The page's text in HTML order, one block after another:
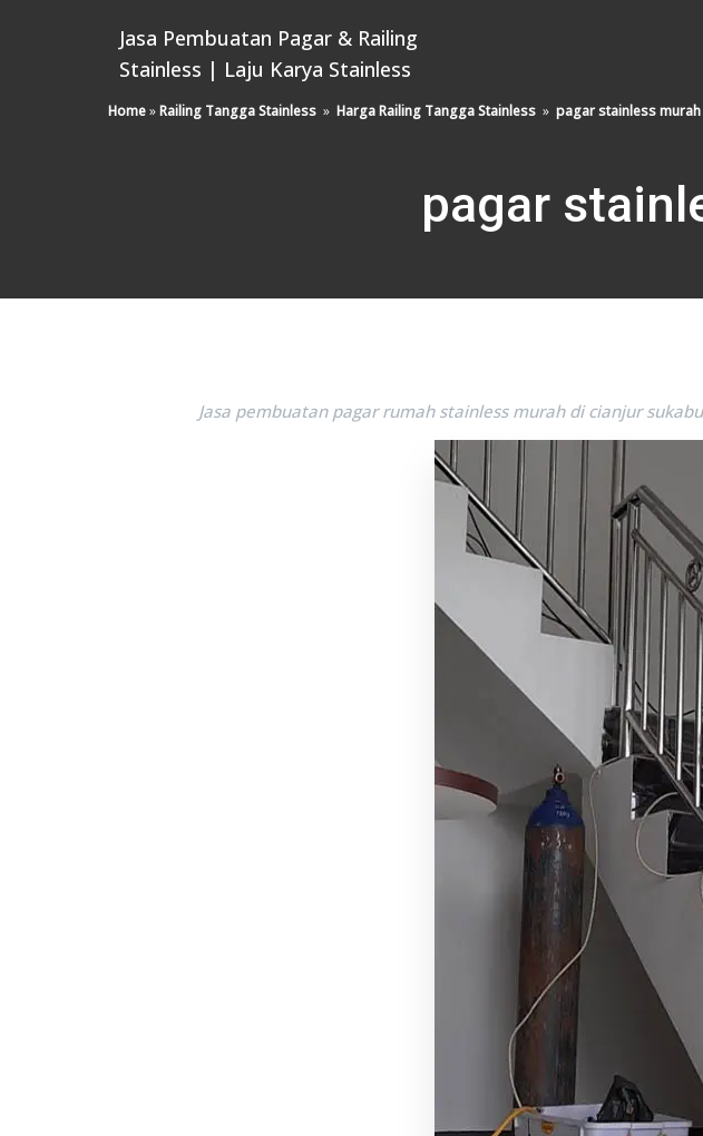
Jasa Pembuatan Pagar & Railing
Stainless | Laju Karya Stainless
Home»Railing Tangga Stainless » Harga Railing Tangga Stainless » pagar stainless
pagar
Jasa pembuatan pagar rumah stainless murah di cianjur